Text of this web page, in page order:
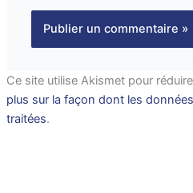
Ce site utilise Akismet pour
plus sur la façon dont les
traitées.